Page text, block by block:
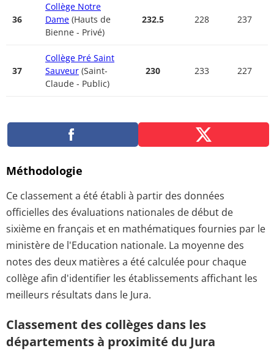
36
Collège Notre
Dame (Hauts de
Bienne - Privé)
232.5 228 237
37
Collège Pré Saint
Sauveur (Saint-
Claude - Public)
230 233 227
Méthodologie
Ce classement a été établi à partir des données
officielles des évaluations nationales de début de
sixième en français et en mathématiques fournies par le
ministère de l'Education nationale. La moyenne des
notes des deux matières a été calculée pour chaque
collège afin d'identifier les établissements affichant les
meilleurs résultats dans le Jura.
Classement des collèges dans les
départements à proximité du Jura